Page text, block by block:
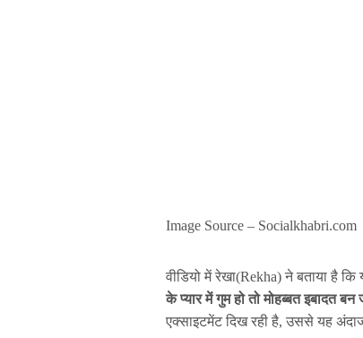
Image Source – Socialkhabri.com
वीडियो में रेखा(Rekha) ने बताया है
के प्यार में गुम हो तो मोहब्बत इबादत बन
एक्साइटमेंट दिख रही है, उससे यह